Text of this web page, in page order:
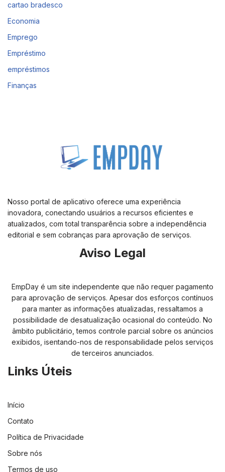
cartao bradesco
Economia
Emprego
Empréstimo
empréstimos
Finanças
Nosso portal de aplicativo oferece uma experiência
inovadora, conectando usuários a recursos eficientes e
atualizados, com total transparência sobre a independência
editorial e sem cobranças para aprovação de serviços.
Aviso Legal
EmpDay é um site independente que não requer pagamento
para aprovação de serviços. Apesar dos esforços contínuos
para manter as informações atualizadas, ressaltamos a
possibilidade de desatualização ocasional do conteúdo. No
âmbito publicitário, temos controle parcial sobre os anúncios
exibidos, isentando-nos de responsabilidade pelos serviços
de terceiros anunciados.
Links Úteis
Início
Contato
Política de Privacidade
Sobre nós
Termos de uso